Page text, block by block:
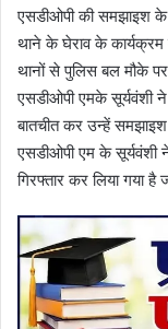
एसडीओपी की समझाइश के
थाने के घेराव के
थानों से पुलिस बल मौके
एसडीओपी एमके सूर्यवंशी
बातचीत कर उन्हें
एसडीओपी एम के सूर्यवंशी
गिरफ्तार कर लिया गया है